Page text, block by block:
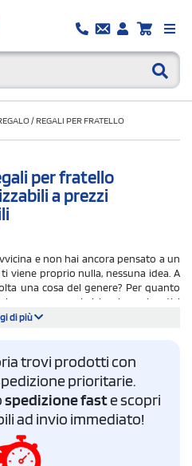
/REGALI PER FRATELLO
per fratello
a prezzi
e non hai ancora pensato a un
viene proprio nulla, nessuna idea. A
una cosa del genere? Per quanto
le persone a noi vicine, i conviventi, i
ignoriamo desideri e abitudini.
sbirciare cosa posta sui suoi social
fargli il regalo giusto?
di più
trovi prodotti con
prioritarie.
spedizione faste scopri
ad invio immediato!